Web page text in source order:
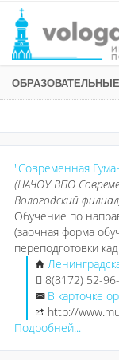
"Современная
(НАЧОУ ВПО
Вологодский
Обучение по
(заочная форма
переподготовки
8(8172) 52-
В карточке
http://
Подробней...